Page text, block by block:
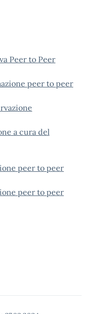
Peer to Peer
peer to peer
a cura del
peer to peer
peer to peer